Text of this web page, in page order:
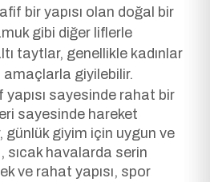
bir yapısı olan doğal bir
gibi diğer liflerle
taytlar, genellikle kadınlar
giyilebilir.
sayesinde rahat bir
sayesinde hareket
giyim için uygun ve
sıcak havalarda serin
ve rahat yapısı, spor